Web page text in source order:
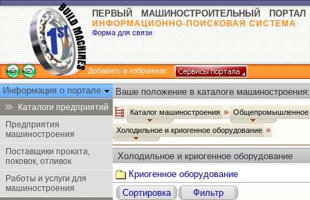
ПЕРВЫЙ МАШИНОСТРОИТЕЛЬНЫЙ ПОРТАЛ
ИНФОРМАЦИОННО-ПОИСКОВАЯ СИСТЕМА
Форма для связи
Добавить в избранное
Информация о портале
Каталоги предприятий
Предприятия
машиностроения
Поставщики проката,
поковок, отливок
Работы и услуги для
машиностроения
Ваше положение в каталоге машиностроения:
Каталог машиностроения Общепромышленное
Холодильное и криогенное оборудование
Холодильное и криогенное оборудование
Криогенное оборудование
Сортировка
Фильтр